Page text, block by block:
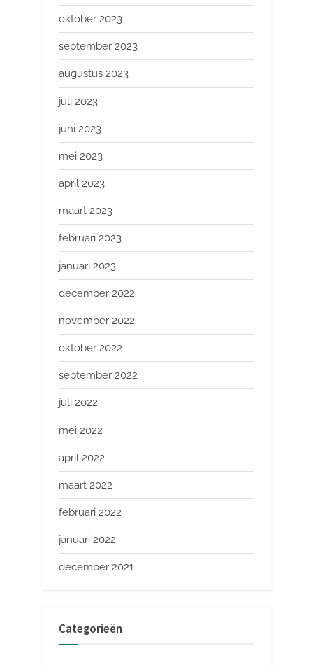
oktober 2023
september 2023
augustus 2023
juli 2023
juni 2023
mei 2023
april 2023
maart 2023
februari 2023
januari 2023
december 2022
november 2022
oktober 2022
september 2022
juli 2022
mei 2022
april 2022
maart 2022
februari 2022
januari 2022
december 2021
Categorieën